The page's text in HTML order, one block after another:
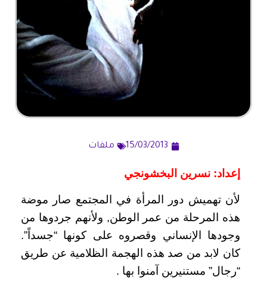
15/03/2013 ملفات
إعداد: نسرين البخشونجي
لأن تهميش دور المرأة في المجتمع صار موضة
هذه المرحلة من عمر الوطن, ولأنهم جردوها من
وجودها الإنساني وقصروه على كونها “جسداً”.
كان لابد من صد هذه الهجمة الظلامية عن طريق
“رجال” مستنيرين آمنوا بها .